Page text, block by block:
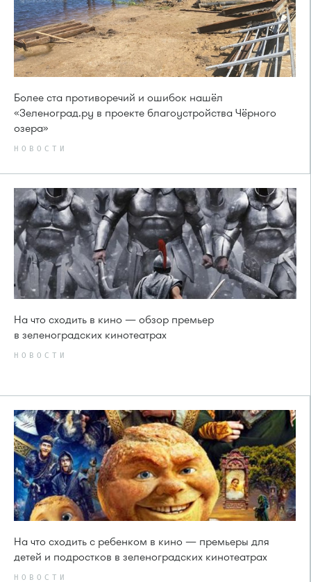
Более ста противоречий и ошибок нашёл
«Зеленоград.ру в проекте благоустройства Чёрного
озера»
НОВОСТИ
На что сходить в кино — обзор премьер
в зеленоградских кинотеатрах
НОВОСТИ
На что сходить с ребенком в кино — премьеры для
детей и подростков в зеленоградских кинотеатрах
НОВОСТИ